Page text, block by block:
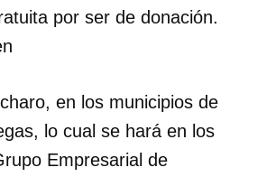
por ser de donación.
en los municipios de
lo cual se hará en los
Empresarial de